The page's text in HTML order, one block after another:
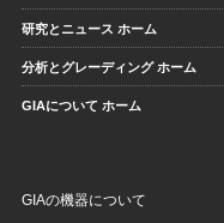
研究とニュース ホーム
分析とグレーディング ホーム
GIAについて ホーム
GIAの機器について